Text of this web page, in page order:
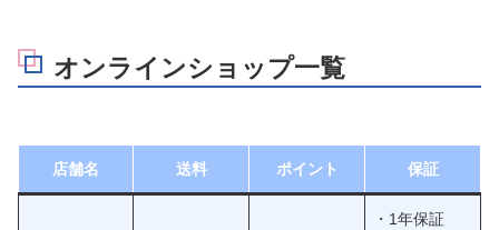
オンラインショップ一覧
店舗名 送料 ポイント 保証
・1年保証